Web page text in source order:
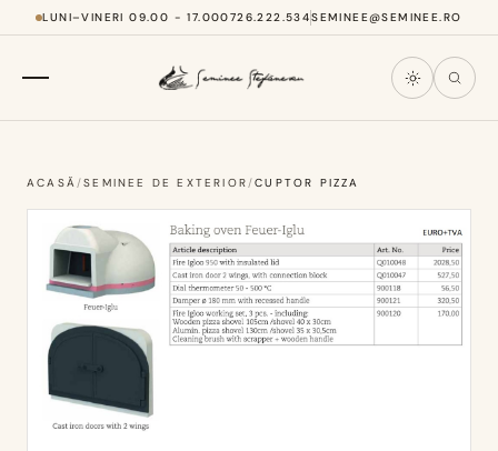
LUNI–VINERI 09.00 - 17.000726.222.534SEMINEE@SEMINEE.RO
ACASĂ/SEMINEE DE EXTERIOR/CUPTOR PIZZA